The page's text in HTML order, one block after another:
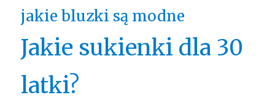
jakie bluzki są modne
Jakie sukienki dla 30
latki?